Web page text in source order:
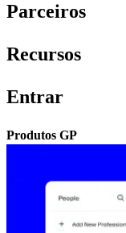
Parceiros​​
Recursos​​
Entrar​​
Produtos GP​​